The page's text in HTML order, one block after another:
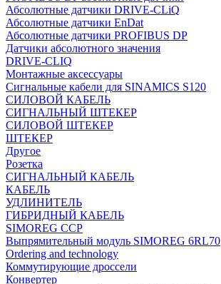
Абсолютные датчики DRIVE-CLiQ
Абсолютные датчики EnDat
Абсолютные датчики PROFIBUS DP
Датчики абсолютного значения
DRIVE-CLIQ
Монтажные аксессуары
Сигнальные кабели для SINAMICS S120
СИЛОВОЙ КАБЕЛЬ
СИГНАЛЬНЫЙ ШТЕКЕР
СИЛОВОЙ ШТЕКЕР
ШТЕКЕР
Другое
Розетка
СИГНАЛЬНЫЙ КАБЕЛЬ
КАБЕЛЬ
УДЛИНИТЕЛЬ
ГИБРИДНЫЙ КАБЕЛЬ
SIMOREG CCP
Выпрямительный модуль SIMOREG 6RL70
Ordering and technology
Коммутирующие дроссели
Конвертер